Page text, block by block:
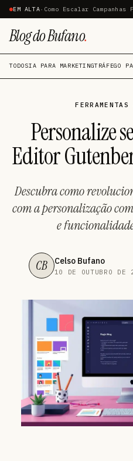
EM ALTA· Como Escalar
Blog do Bufano.
TODOSIA PARA MARKETINGTRÁFEGO
Personalize
Editor
Descubra como
com a personalização
e
CB Celso Bufano
10 DE OUTUBRO